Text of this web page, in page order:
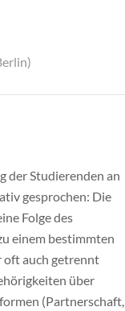
der Studierenden an
gesprochen: Die
Folge des
einem bestimmten
oft auch getrennt
über
(Partnerschaft,